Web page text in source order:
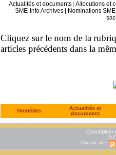
Actualités et documents
Allocutions et
SME-Info Archives
Nominations
Cliquez sur le nom de la
articles précédents dans la
Homélies
Actualités et
documents
Conception
©
Plan du site